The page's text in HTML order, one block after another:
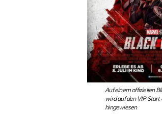
Auf einem offiziellen
wird auf den VIP-Start
hingewiesen